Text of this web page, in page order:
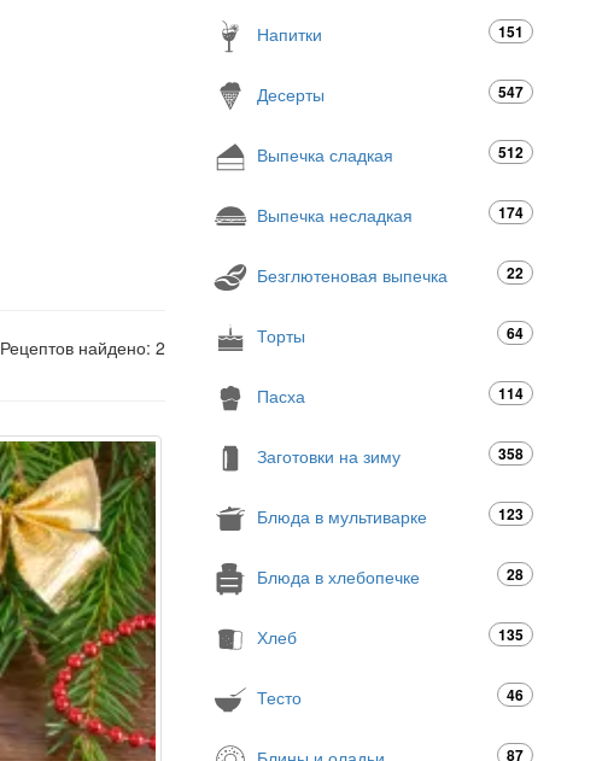
Рецептов найдено: 2
Напитки 151
Десерты 547
Выпечка сладкая 512
Выпечка несладкая 174
Безглютеновая выпечка 22
Торты 64
Пасха 114
Заготовки на зиму 358
Блюда в мультиварке 123
Блюда в хлебопечке 28
Хлеб 135
Тесто 46
87